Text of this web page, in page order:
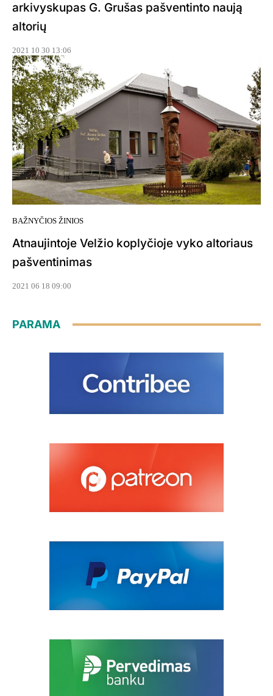
arkivyskupas G. Grušas pašventinto naują
altorių
2021 10 30 13:06
BAŽNYČIOS ŽINIOS
Atnaujintoje Velžio koplyčioje vyko altoriaus
pašventinimas
2021 06 18 09:00
PARAMA